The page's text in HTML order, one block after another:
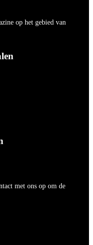
op het gebied van
met ons op om de